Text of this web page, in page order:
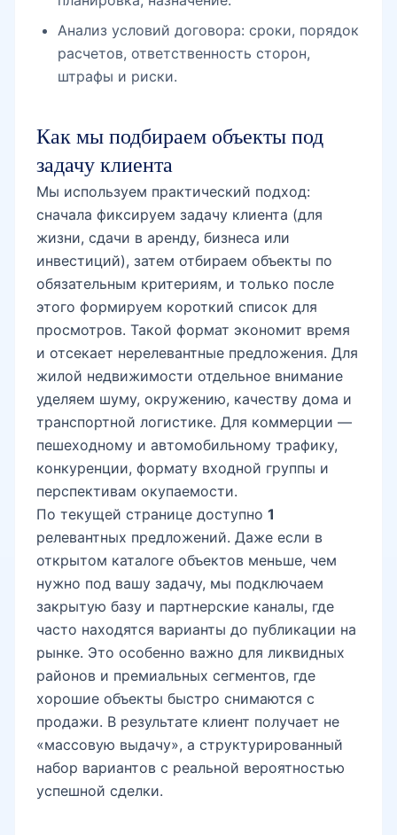
Анализ условий договора: сроки, порядок
расчетов, ответственность сторон,
штрафы и риски.
Как мы подбираем объекты под
задачу клиента
Мы используем практический подход:
сначала фиксируем задачу клиента (для
жизни, сдачи в аренду, бизнеса или
инвестиций), затем отбираем объекты по
обязательным критериям, и только после
этого формируем короткий список для
просмотров. Такой формат экономит время
и отсекает нерелевантные предложения. Для
жилой недвижимости отдельное внимание
уделяем шуму, окружению, качеству дома и
транспортной логистике. Для коммерции —
пешеходному и автомобильному трафику,
конкуренции, формату входной группы и
перспективам окупаемости.
По текущей странице доступно 1
релевантных предложений. Даже если в
открытом каталоге объектов меньше, чем
нужно под вашу задачу, мы подключаем
закрытую базу и партнерские каналы, где
часто находятся варианты до публикации на
рынке. Это особенно важно для ликвидных
районов и премиальных сегментов, где
хорошие объекты быстро снимаются с
продажи. В результате клиент получает не
«массовую выдачу», а структурированный
набор вариантов с реальной вероятностью
успешной сделки.